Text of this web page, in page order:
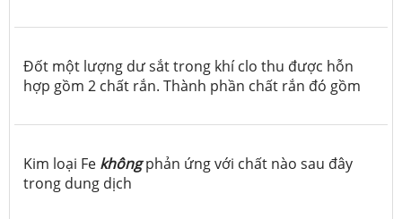
Đốt một lượng dư sắt trong khí clo thu được hỗn
hợp gồm 2 chất rắn. Thành phần chất rắn đó gồm
Kim loại Fe khôngphản ứng với chất nào sau đây
trong dung dịch